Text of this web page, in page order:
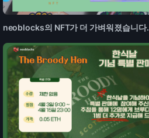
neoblocks의 NFT가 더 가벼워졌습니다.